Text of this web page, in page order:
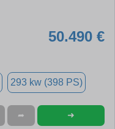
50.490 €
293 kw (398 PS)
➦ ➜